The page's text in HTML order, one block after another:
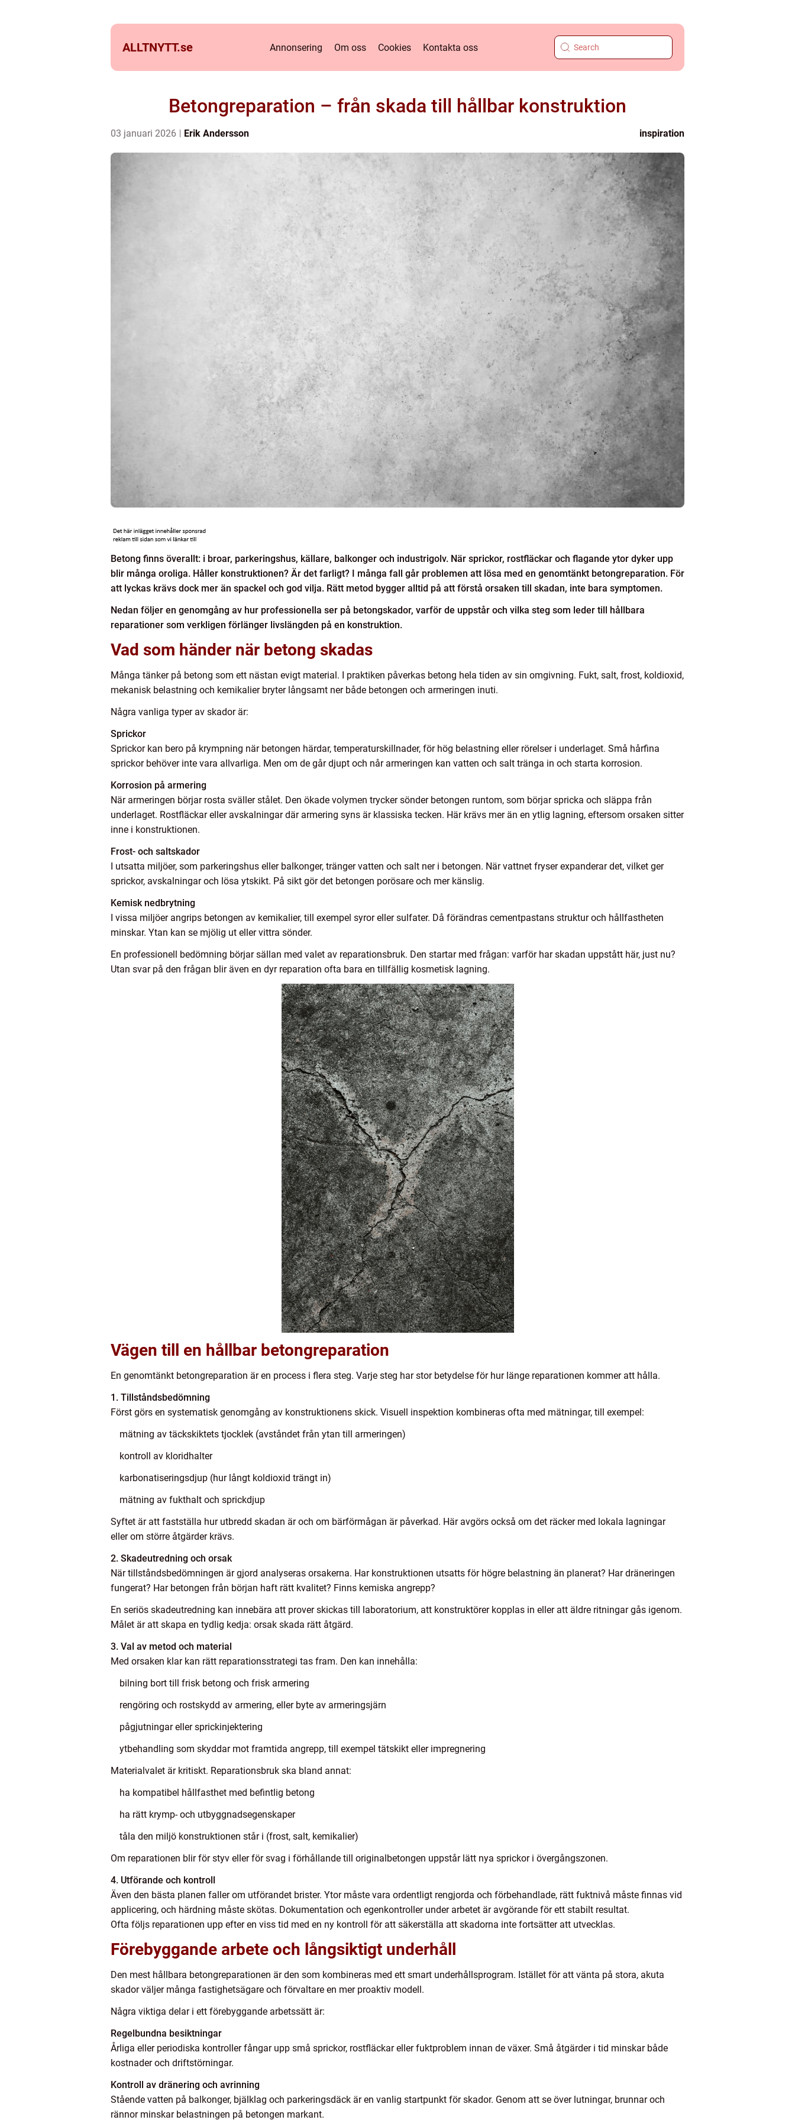
ALLTNYTT.se Annonsering Om oss Cookies Kontakta oss
Betongreparation – från skada till hållbar konstruktion
03 januari 2026 Erik Andersson inspiration
Betong finns överallt: i broar, parkeringshus, källare, balkonger och industrigolv. När sprickor, rostfläckar och flagande ytor dyker upp
blir många oroliga. Håller konstruktionen? Är det farligt? I många fall går problemen att lösa med en genomtänkt betongreparation. För
att lyckas krävs dock mer än spackel och god vilja. Rätt metod bygger alltid på att förstå orsaken till skadan, inte bara symptomen.
Nedan följer en genomgång av hur professionella ser på betongskador, varför de uppstår och vilka steg som leder till hållbara
reparationer som verkligen förlänger livslängden på en konstruktion.
Vad som händer när betong skadas
Många tänker på betong som ett nästan evigt material. I praktiken påverkas betong hela tiden av sin omgivning. Fukt, salt, frost, koldioxid,
mekanisk belastning och kemikalier bryter långsamt ner både betongen och armeringen inuti.
Några vanliga typer av skador är:
Sprickor
Sprickor kan bero på krympning när betongen härdar, temperaturskillnader, för hög belastning eller rörelser i underlaget. Små hårfina
sprickor behöver inte vara allvarliga. Men om de går djupt och når armeringen kan vatten och salt tränga in och starta korrosion.
Korrosion på armering
När armeringen börjar rosta sväller stålet. Den ökade volymen trycker sönder betongen runtom, som börjar spricka och släppa från
underlaget. Rostfläckar eller avskalningar där armering syns är klassiska tecken. Här krävs mer än en ytlig lagning, eftersom orsaken sitter
inne i konstruktionen.
Frost- och saltskador
I utsatta miljöer, som parkeringshus eller balkonger, tränger vatten och salt ner i betongen. När vattnet fryser expanderar det, vilket ger
sprickor, avskalningar och lösa ytskikt. På sikt gör det betongen porösare och mer känslig.
Kemisk nedbrytning
I vissa miljöer angrips betongen av kemikalier, till exempel syror eller sulfater. Då förändras cementpastans struktur och hållfastheten
minskar. Ytan kan se mjölig ut eller vittra sönder.
En professionell bedömning börjar sällan med valet av reparationsbruk. Den startar med frågan: varför har skadan uppstått här, just nu?
Utan svar på den frågan blir även en dyr reparation ofta bara en tillfällig kosmetisk lagning.
Vägen till en hållbar betongreparation
En genomtänkt betongreparation är en process i flera steg. Varje steg har stor betydelse för hur länge reparationen kommer att hålla.
1. Tillståndsbedömning
Först görs en systematisk genomgång av konstruktionens skick. Visuell inspektion kombineras ofta med mätningar, till exempel:
mätning av täckskiktets tjocklek (avståndet från ytan till armeringen)
kontroll av kloridhalter
karbonatiseringsdjup (hur långt koldioxid trängt in)
mätning av fukthalt och sprickdjup
Syftet är att fastställa hur utbredd skadan är och om bärförmågan är påverkad. Här avgörs också om det räcker med lokala lagningar
eller om större åtgärder krävs.
2. Skadeutredning och orsak
När tillståndsbedömningen är gjord analyseras orsakerna. Har konstruktionen utsatts för högre belastning än planerat? Har dräneringen
fungerat? Har betongen från början haft rätt kvalitet? Finns kemiska angrepp?
En seriös skadeutredning kan innebära att prover skickas till laboratorium, att konstruktörer kopplas in eller att äldre ritningar gås igenom.
Målet är att skapa en tydlig kedja: orsak skada rätt åtgärd.
3. Val av metod och material
Med orsaken klar kan rätt reparationsstrategi tas fram. Den kan innehålla:
bilning bort till frisk betong och frisk armering
rengöring och rostskydd av armering, eller byte av armeringsjärn
pågjutningar eller sprickinjektering
ytbehandling som skyddar mot framtida angrepp, till exempel tätskikt eller impregnering
Materialvalet är kritiskt. Reparationsbruk ska bland annat:
ha kompatibel hållfasthet med befintlig betong
ha rätt krymp- och utbyggnadsegenskaper
tåla den miljö konstruktionen står i (frost, salt, kemikalier)
Om reparationen blir för styv eller för svag i förhållande till originalbetongen uppstår lätt nya sprickor i övergångszonen.
4. Utförande och kontroll
Även den bästa planen faller om utförandet brister. Ytor måste vara ordentligt rengjorda och förbehandlade, rätt fuktnivå måste finnas vid
applicering, och härdning måste skötas. Dokumentation och egenkontroller under arbetet är avgörande för ett stabilt resultat.
Ofta följs reparationen upp efter en viss tid med en ny kontroll för att säkerställa att skadorna inte fortsätter att utvecklas.
Förebyggande arbete och långsiktigt underhåll
Den mest hållbara betongreparationen är den som kombineras med ett smart underhållsprogram. Istället för att vänta på stora, akuta
skador väljer många fastighetsägare och förvaltare en mer proaktiv modell.
Några viktiga delar i ett förebyggande arbetssätt är:
Regelbundna besiktningar
Årliga eller periodiska kontroller fångar upp små sprickor, rostfläckar eller fuktproblem innan de växer. Små åtgärder i tid minskar både
kostnader och driftstörningar.
Kontroll av dränering och avrinning
Stående vatten på balkonger, bjälklag och parkeringsdäck är en vanlig startpunkt för skador. Genom att se över lutningar, brunnar och
rännor minskar belastningen på betongen markant.